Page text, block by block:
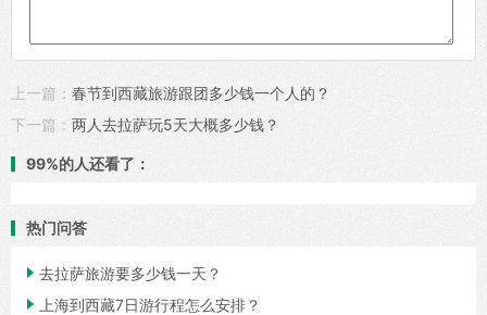
上一篇： 春节到西藏旅游跟团多少钱一个人的？
下一篇： 两人去拉萨玩5天大概多少钱？
99%的人还看了：
热门问答
 去拉萨旅游要多少钱一天？
 上海到西藏7日游行程怎么安排？